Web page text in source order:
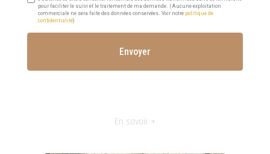
pour faciliter le suivi et le traitement de ma demande. (Aucune exploitation
commerciale ne sera faite des données conservées. Voir notre politique de
confidentialité)
En savoir +